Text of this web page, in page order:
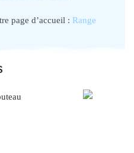
page d’accueil : Range